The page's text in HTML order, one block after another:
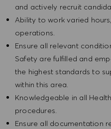
and actively recruit
Ability to work varied
operations.
Ensure all relevant
Safety are fulfilled and
the highest standards to
within this area.
Knowledgeable in all
procedures.
Ensure all documentation